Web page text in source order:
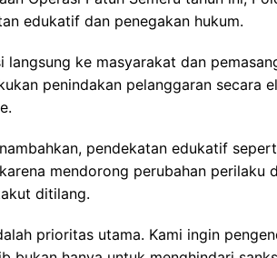
edukatif dan penegakan hukum.
langsung ke masyarakat dan
penindakan pelanggaran secara
pendekatan edukatif
mendorong perubahan perilaku
ditilang.
prioritas utama. Kami ingin